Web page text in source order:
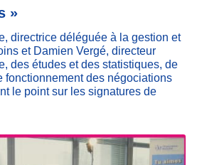
»
directrice déléguée à la gestion et
et Damien Vergé, directeur
des études et des statistiques, de
fonctionnement des négociations
le point sur les signatures de